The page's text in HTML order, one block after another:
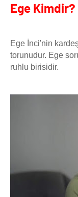
Ege Kimdir?
Ege İnci'nin
torunudur. Ege
ruhlu birisidir.